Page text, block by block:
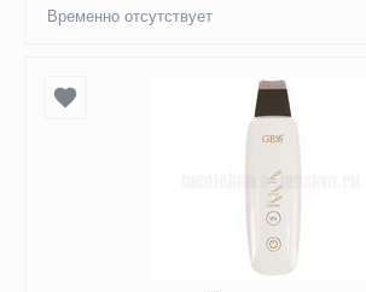
Временно отсутствует